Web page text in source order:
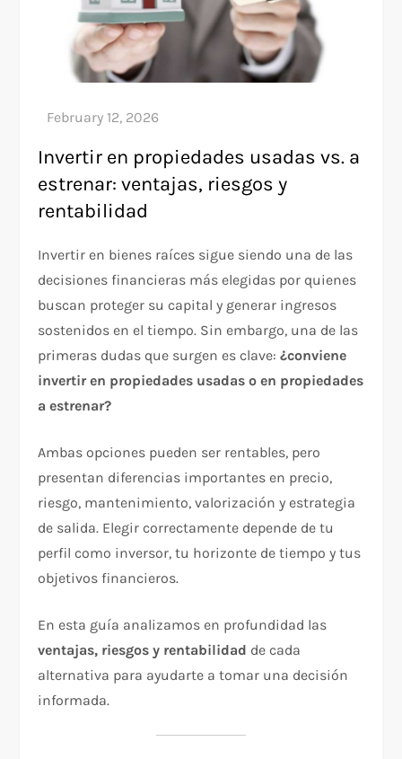
Invertir en propiedades usadas vs. a
estrenar: ventajas, riesgos y
rentabilidad
Invertir en bienes raíces sigue siendo una de las
decisiones financieras más elegidas por quienes
buscan proteger su capital y generar ingresos
sostenidos en el tiempo. Sin embargo, una de las
primeras dudas que surgen es clave:¿conviene
invertir en propiedades usadas o en propiedades
a estrenar?
Ambas opciones pueden ser rentables, pero
presentan diferencias importantes en precio,
riesgo, mantenimiento, valorización y estrategia
de salida. Elegir correctamente depende de tu
perfil como inversor, tu horizonte de tiempo y tus
objetivos financieros.
En esta guía analizamos en profundidad las
ventajas, riesgos y rentabilidad de cada
alternativa para ayudarte a tomar una decisión
informada.